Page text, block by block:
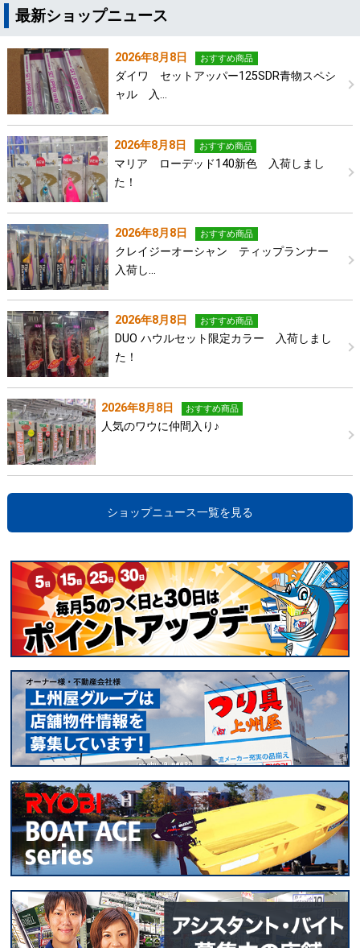
最新ショップニュース
2026年8月8日 おすすめ商品
ダイワ セットアッパー125SDR青物スペシ
ャル 入…
2026年8月8日 おすすめ商品
マリア ローデッド140新色 入荷しまし
た！
2026年8月8日 おすすめ商品
クレイジーオーシャン ティップランナー
入荷し…
2026年8月8日 おすすめ商品
DUO ハウルセット限定カラー 入荷しまし
た！
2026年8月8日 おすすめ商品
人気のワウに仲間入り♪
ショップニュース一覧を見る